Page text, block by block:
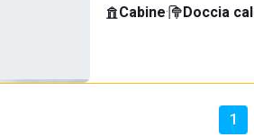
Cabine· Doccia
1